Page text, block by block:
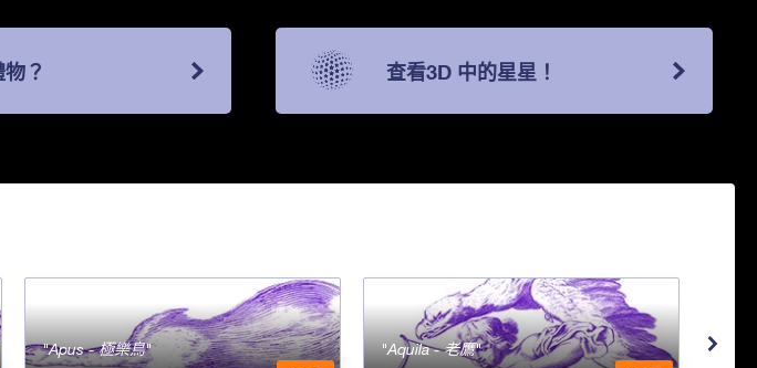
？ 查看3D 中的星星！
Apus - 極樂鳥 Aquila - 老鷹